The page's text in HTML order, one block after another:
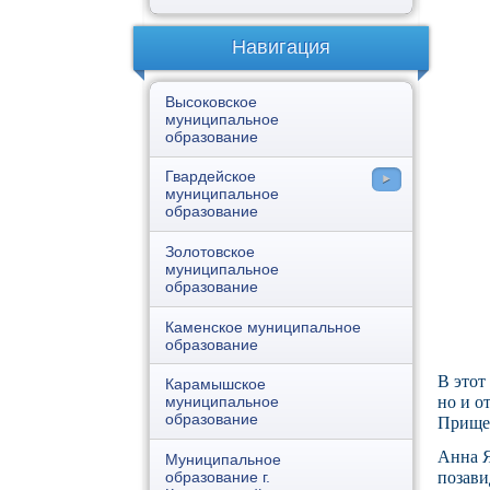
В
но и
Анна
Навигация
Высоковское
муниципальное
образование
Гвардейское
муниципальное
образование
Каменка
Гвардейское
Золотовское
муниципальное
образование
Каменское муниципальное
образование
Карамышское
муниципальное
образование
Муниципальное
образование г.